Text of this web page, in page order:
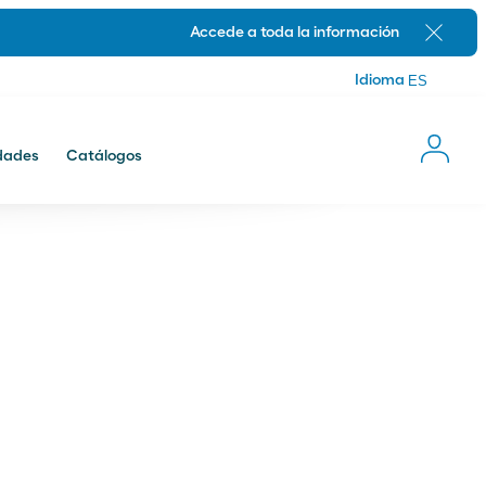
Accede a toda la información Cerrar
Idioma
Catálogos